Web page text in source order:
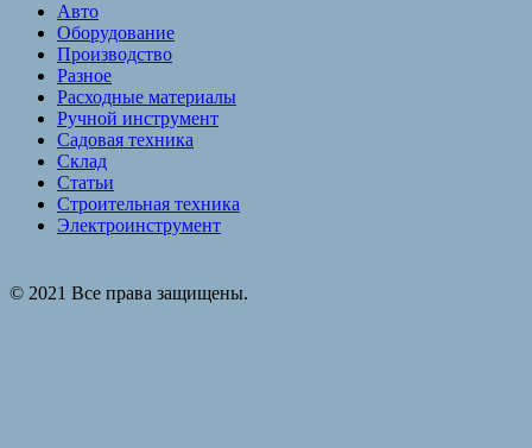
Авто
Оборудование
Производство
Разное
Расходные материалы
Ручной инструмент
Садовая техника
Склад
Статьи
Строительная техника
Электроинструмент
© 2021 Все права защищены.